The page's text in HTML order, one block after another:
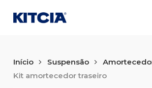
main
Início Suspensão
Kit amortecedor traseiro